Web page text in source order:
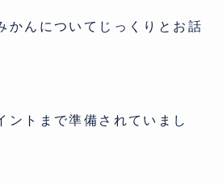
かんについてじっくりとお話
ントまで準備されていまし